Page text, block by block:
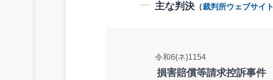
主な判決 （裁判所ウェブサイト
令和6(ネ)1154
損害賠償等請求控訴事件